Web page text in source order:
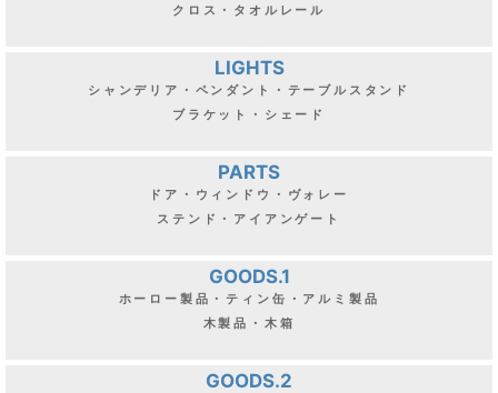
クロス・タオルレール
LIGHTS
シャンデリア・ペンダント・テーブルスタンド
ブラケット・シェード
PARTS
ドア・ウィンドウ・ヴォレー
ステンド・アイアンゲート
GOODS.1
ホーロー製品・ティン缶・アルミ製品
木製品・木箱
GOODS.2